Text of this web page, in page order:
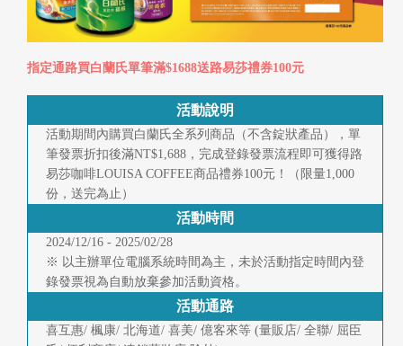
指定通路買白蘭氏單筆滿$1688送路易莎禮券100元
活動說明
活動期間內購買白蘭氏全系列商品（不含錠狀產品），單
筆發票折扣後滿NT$1,688，完成登錄發票流程即可獲得路
易莎咖啡LOUISA COFFEE商品禮券100元！（限量1,000
份，送完為止）
活動時間
2024/12/16 - 2025/02/28
※ 以主辦單位電腦系統時間為主，未於活動指定時間內登
錄發票視為自動放棄參加活動資格。
活動通路
喜互惠/ 楓康/ 北海道/ 喜美/ 億客來等 (量販店/ 全聯/ 屈臣